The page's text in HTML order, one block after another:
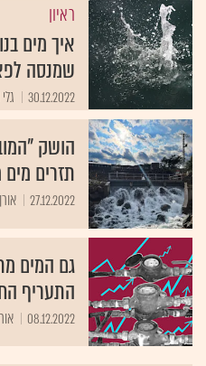
ראיון
איך מים
שמנסה
30.12.2022
הושק
תזרים
27.12.2022
גם המים
התעריף
08.12.2022